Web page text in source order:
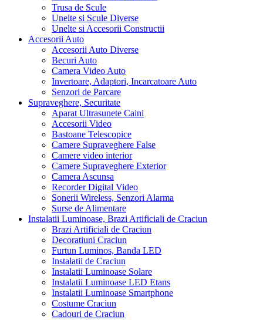
Trusa de Scule
Unelte si Scule Diverse
Unelte si Accesorii Constructii
Accesorii Auto
Accesorii Auto Diverse
Becuri Auto
Camera Video Auto
Invertoare, Adaptori, Incarcatoare Auto
Senzori de Parcare
Supraveghere, Securitate
Aparat Ultrasunete Caini
Accesorii Video
Bastoane Telescopice
Camere Supraveghere False
Camere video interior
Camere Supraveghere Exterior
Camera Ascunsa
Recorder Digital Video
Sonerii Wireless, Senzori Alarma
Surse de Alimentare
Instalatii Luminoase, Brazi Artificiali de Craciun
Brazi Artificiali de Craciun
Decoratiuni Craciun
Furtun Luminos, Banda LED
Instalatii de Craciun
Instalatii Luminoase Solare
Instalatii Luminoase LED Etans
Instalatii Luminoase Smartphone
Costume Craciun
Cadouri de Craciun